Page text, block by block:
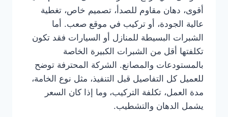
أقوى، دهان مقاوم للصدأ، تصميم خاص، تغطية
عالية الجودة، أو تركيب في موقع صعب. أما
الشبرات البسيطة للمنازل أو السيارات فقد تكون
تكلفتها أقل من الشبرات الكبيرة الخاصة
بالمستودعات والمصانع. الشركة المحترفة توضح
للعميل كل التفاصيل قبل التنفيذ، مثل نوع الخامة،
مدة العمل، تكلفة التركيب، وما إذا كان السعر
يشمل الدهان والتشطيب.